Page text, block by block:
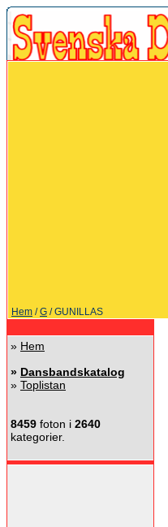
Hem /G / GUNILLAS
» Hem
» Dansbandskatalog
» Toplistan
8459 foton i 2640
kategorier.